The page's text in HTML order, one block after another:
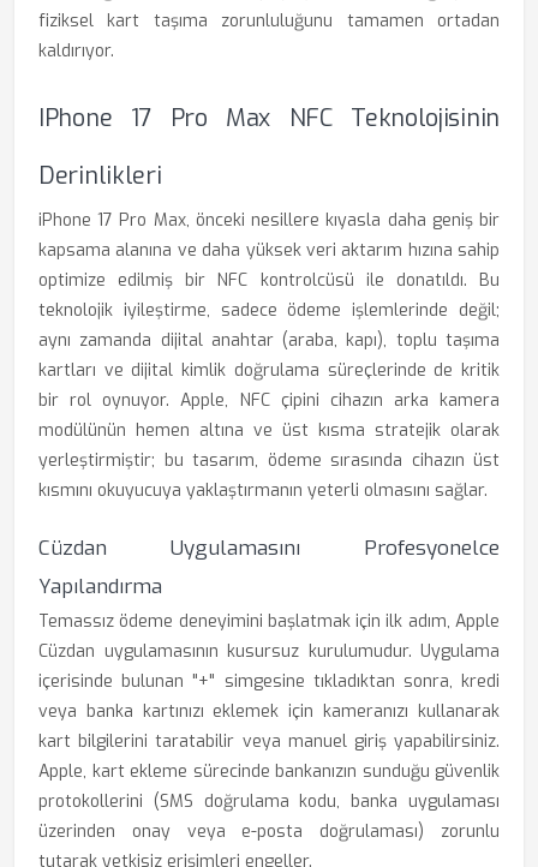
fiziksel kart taşıma zorunluluğunu tamamen ortadan
kaldırıyor.
IPhone 17 Pro Max NFC Teknolojisinin
Derinlikleri
iPhone 17 Pro Max, önceki nesillere kıyasla daha geniş bir
kapsama alanına ve daha yüksek veri aktarım hızına sahip
optimize edilmiş bir NFC kontrolcüsü ile donatıldı. Bu
teknolojik iyileştirme, sadece ödeme işlemlerinde değil;
aynı zamanda dijital anahtar (araba, kapı), toplu taşıma
kartları ve dijital kimlik doğrulama süreçlerinde de kritik
bir rol oynuyor. Apple, NFC çipini cihazın arka kamera
modülünün hemen altına ve üst kısma stratejik olarak
yerleştirmiştir; bu tasarım, ödeme sırasında cihazın üst
kısmını okuyucuya yaklaştırmanın yeterli olmasını sağlar.
Cüzdan Uygulamasını Profesyonelce
Yapılandırma
Temassız ödeme deneyimini başlatmak için ilk adım, Apple
Cüzdan uygulamasının kusursuz kurulumudur. Uygulama
içerisinde bulunan "+" simgesine tıkladıktan sonra, kredi
veya banka kartınızı eklemek için kameranızı kullanarak
kart bilgilerini taratabilir veya manuel giriş yapabilirsiniz.
Apple, kart ekleme sürecinde bankanızın sunduğu güvenlik
protokollerini (SMS doğrulama kodu, banka uygulaması
üzerinden onay veya e-posta doğrulaması) zorunlu
tutarak yetkisiz erişimleri engeller.